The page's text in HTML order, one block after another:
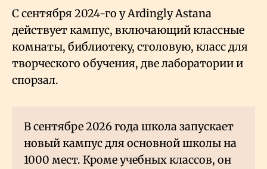
С сентября 2024-го у Ardingly Astana
действует кампус, включающий классные
комнаты, библиотеку, столовую, класс для
творческого обучения, две лаборатории и
спорзал.
В сентябре 2026 года школа запускает
новый кампус для основной школы на
1000 мест. Кроме учебных классов, он